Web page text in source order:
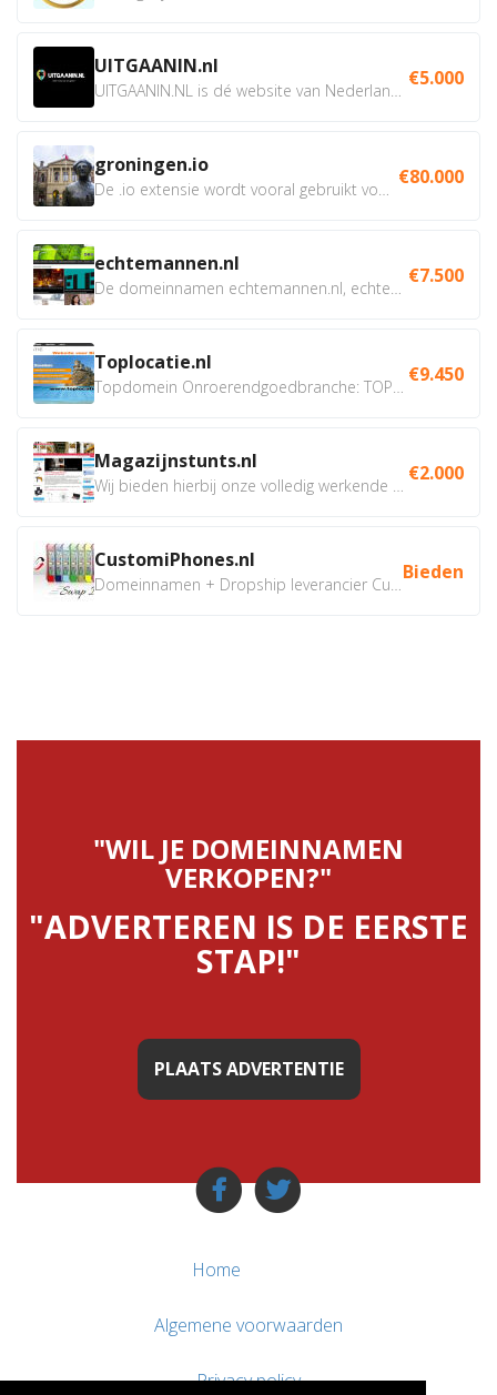
UITGAANIN.nl €5.000
groningen.io €80.000
echtemannen.nl €7.500
Toplocatie.nl €9.450
Magazijnstunts.nl €2.000
CustomiPhones.nl Bieden
"WIL JE DOMEINNAMEN
VERKOPEN?"
"ADVERTEREN IS DE EERSTE
STAP!"
PLAATS ADVERTENTIE
Home
Algemene voorwaarden
Privacy policy